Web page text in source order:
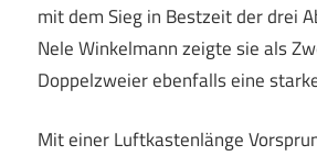
mit dem Sieg in Bestzeit der drei
Nele Winkelmann zeigte sie als
Doppelzweier ebenfalls eine
Mit einer Luftkastenlänge